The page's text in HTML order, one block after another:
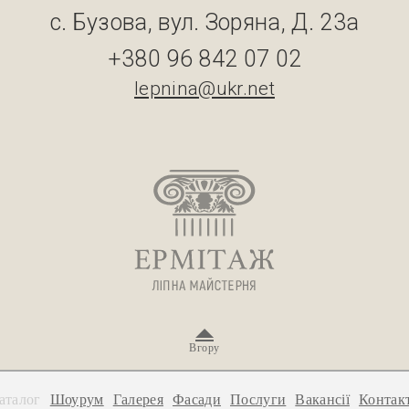
с. Бузова, вул. Зоряна, Д. 23а
+380 96 842 07 02
lepnina@ukr.net
Вгору
Шоурум Галерея Фасади Послуги Вакансії